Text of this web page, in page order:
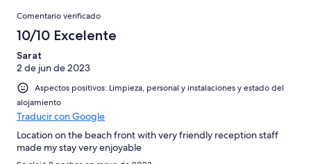
puntuación
Normal
una
puntuación
Mediocre
201
una
puntuación
de
Horrible
Comentarios
Comentario verificado
10/10 Excelente
Sarat
2 de jun de 2023
Aspectos positivos: Limpieza, personal y instalaciones y estado del
alojamiento
Traducir con Google
Location on the beach front with very friendly reception staff
made my stay very enjoyable